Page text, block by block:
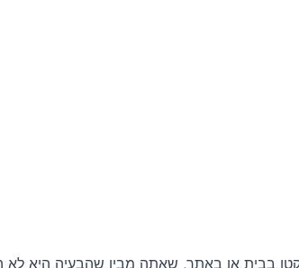
בבית או באתר, שאתה מבין שהבעיה היא לא